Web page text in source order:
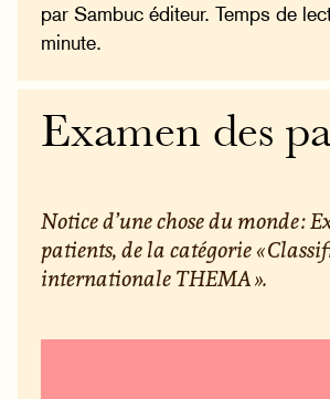
par Sambuc éditeur. Temps de
minute.
Examen des
Notice d’une chose du monde :
patients, de la catégorie «
internationale THEMA ».